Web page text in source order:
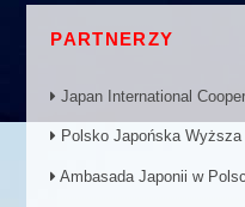
PARTNERZY
Japan International
Polsko Japońska
Ambasada Japonii w